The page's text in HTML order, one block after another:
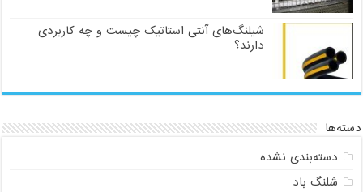
شیلنگ‌های آنتی استاتیک چیست و چه کاربردی
دارند؟
دسته‌ها
دسته‌بندی نشده
شلنگ باد